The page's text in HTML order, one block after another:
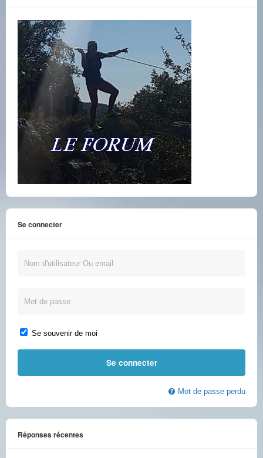
Se connecter
Se souvenir de moi
Mot de passe perdu
Réponses récentes